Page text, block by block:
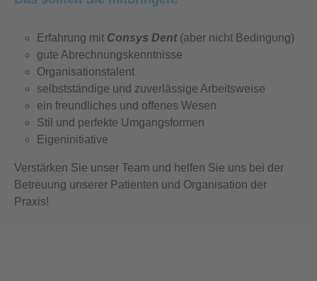
Erfahrung mit Consys Dent(aber nicht Bedingung)
gute Abrechnungskenntnisse
Organisationstalent
selbstständige und zuverlässige Arbeitsweise
ein freundliches und offenes Wesen
Stil und perfekte Umgangsformen
Eigeninitiative
Verstärken Sie unser Team und helfen Sie uns bei der
Betreuung unserer Patienten und Organisation der
Praxis!